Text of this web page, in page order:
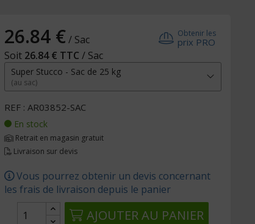
26.84 €/ Sac
Soit 26.84 € TTC/ Sac
Obtenir les
prix PRO
Super Stucco - Sac de 25 kg
(au sac)
REF : AR03852-SAC
En stock
Retrait en magasin gratuit
Livraison sur devis
Vous pourrez obtenir un devis concernant
les frais de livraison depuis le panier
AJOUTER AU PANIER